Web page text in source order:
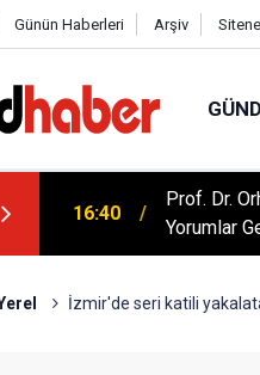
Günün Haberleri Arşiv
16:40
Prof. Dr.
Yorumlar
İzmir'de seri katili